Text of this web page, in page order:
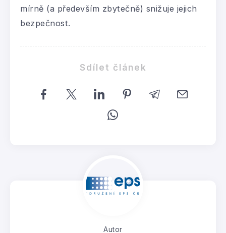
mírně (a především zbytečně) snižuje jejich
bezpečnost.
Sdílet článek
Autor